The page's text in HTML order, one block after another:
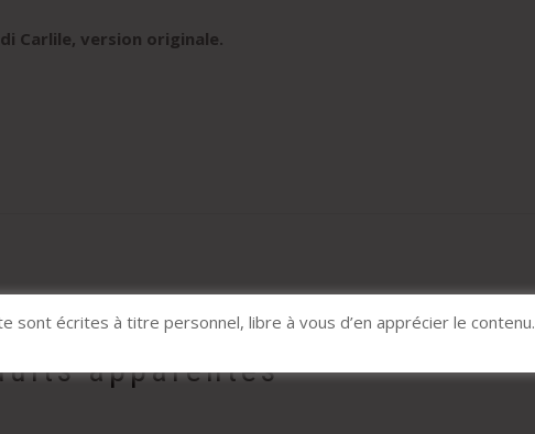
Carlile, version originale.
apparentés
écrites à titre personnel, libre à vous d’en apprécier le contenu.